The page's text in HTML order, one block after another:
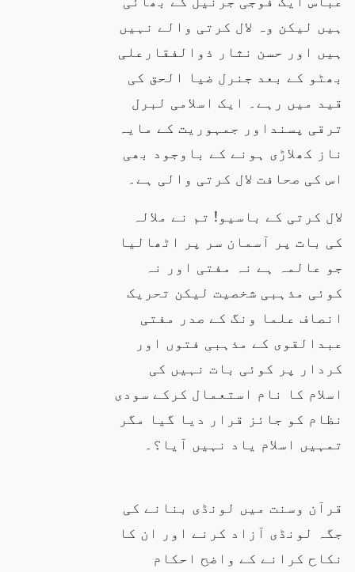
ہیں لیکن وہ لال کرتی والے نہیں
ہیں اور حسن نثار ذوالفقارعلی
بھٹو کے بعد جنرل ضیا الحق کی
قید میں رہے۔ ایک اسلامی لبرل
ترقی پسنداور جمہوریت کے مایہ
ناز کھلاڑی ہونے کے باوجود بھی
اس کی صحافت لال کرتی والی ہے۔
لال کرتی کے باسیو! تم نے ملالہ
کی بات پر آسمان سر پر اٹھالیا
جو عالمہ ہے نہ مفتی اور نہ
کوئی مذہبی شخصیت لیکن تحریک
انصاف علما ونگ کے صدر مفتی
عبدالقوی کے مذہبی فتوں اور
کردار پر کوئی بات نہیں کی
اسلام کا نام استعمال کرکے سودی
نظام کو جائز قرار دیا گیا مگر
تمہیں اسلام یاد نہیں آیا؟۔
قرآن وسنت میں لونڈی بنانے کی
جگہ لونڈی آزاد کرنے اور ان کا
نکاح کرانے کے واضح احکام